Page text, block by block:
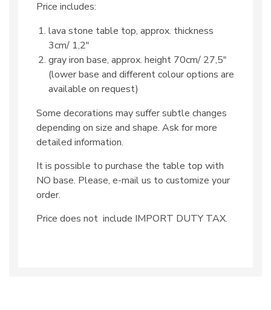
Price includes:
lava stone table top, approx. thickness
3cm/ 1,2″
gray iron base, approx. height 70cm/ 27,5″
(lower base and different colour options are
available on request)
Some decorations may suffer subtle changes
depending on size and shape. Ask for more
detailed information.
It is possible to purchase the table top with
NO base. Please, e-mail us to customize your
order.
Price does not include IMPORT DUTY TAX.